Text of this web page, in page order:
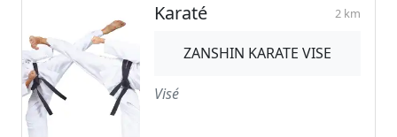
Karaté 2 km
ZANSHIN KARATE VISE
Visé